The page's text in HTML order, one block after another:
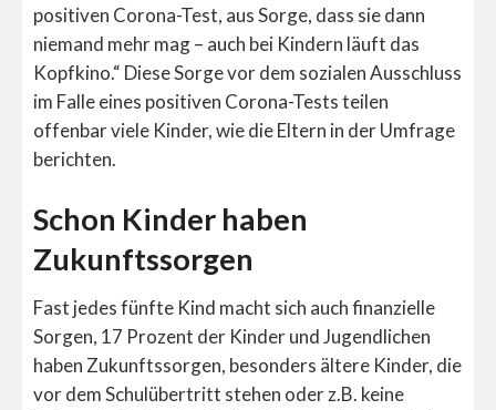
positiven Corona-Test, aus Sorge, dass sie dann
niemand mehr mag – auch bei Kindern läuft das
Kopfkino.“ Diese Sorge vor dem sozialen Ausschluss
im Falle eines positiven Corona-Tests teilen
offenbar viele Kinder, wie die Eltern in der Umfrage
berichten.
Schon Kinder haben
Zukunftssorgen
Fast jedes fünfte Kind macht sich auch finanzielle
Sorgen, 17 Prozent der Kinder und Jugendlichen
haben Zukunftssorgen, besonders ältere Kinder, die
vor dem Schulübertritt stehen oder z.B. keine